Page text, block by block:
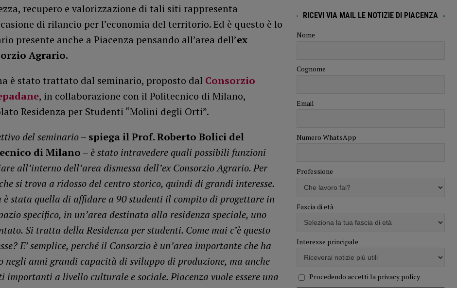
recupero e valorizzazione di tali siti rappresenta
di rilancio per l’economia del territorio. Ed è questo è lo
presente anche a Piacenza pensando all’area dell’ex
Agrario.
è stato trattato dal seminario, proposto dal Consorzio
, in collaborazione con il Politecnico di Milano,
Residenza per Studenti “Molini degli Orti”.
del seminario– spiega il Prof. Roberto Bolici del
di Milano – è stato intravedere quali possibili funzioni
all’interno dell’area dismessa dell’ex Consorzio Agrario. Per
si trova a ridosso del centro storico, quindi di grandi interesse.
è stata quella di affidare a 90 studenti il compito di progettare in
specifico, in un’area destinata alla residenza speciale, uno
Si tratta della Residenza per studenti. Come mai c’è questo
E’ semplice, perché il Consorzio è un’area importante che ha
negli anni grandi capacità di sviluppo di produzione, ma anche
importanti a livello culturale e sociale. Piacenza vuole essere una
RICEVI VIA MAIL LE NOTIZIE DI PIACENZA
Nome
Cognome
Email
Numero WhatsApp
Professione
Fascia di età
Interesse principale
Procedendo accetti la privacy policy